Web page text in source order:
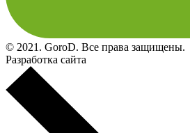
© 2021. GoroD. Все права защищены.
Разработка сайта